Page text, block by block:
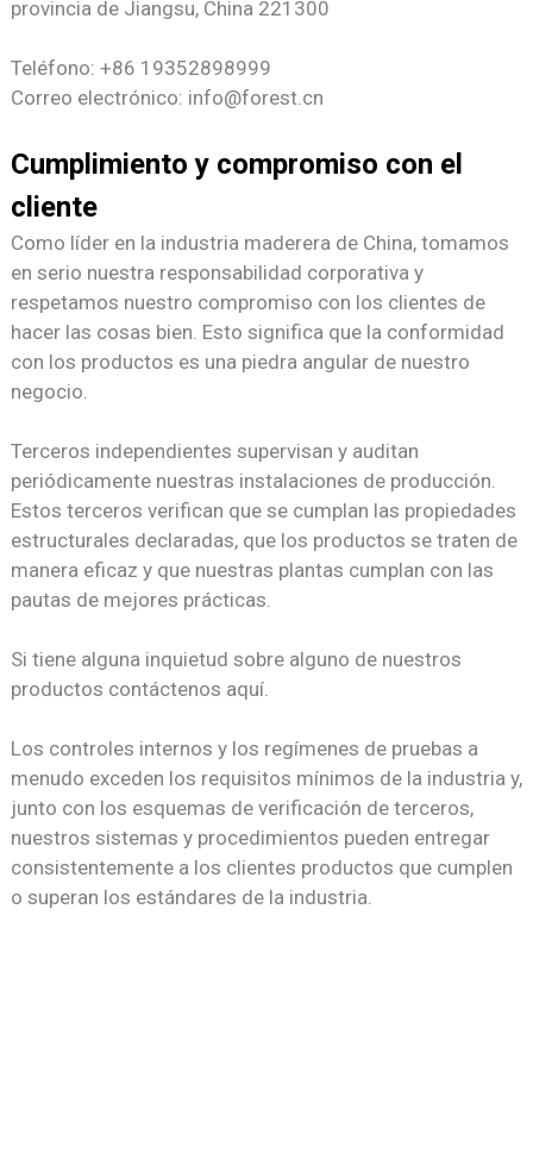
provincia de Jiangsu, China 221300
Teléfono: +86 19352898999
Correo electrónico: info@forest.cn
Cumplimiento y compromiso con el
cliente
Como líder en la industria maderera de China, tomamos
en serio nuestra responsabilidad corporativa y
respetamos nuestro compromiso con los clientes de
hacer las cosas bien. Esto significa que la conformidad
con los productos es una piedra angular de nuestro
negocio.
Terceros independientes supervisan y auditan
periódicamente nuestras instalaciones de producción.
Estos terceros verifican que se cumplan las propiedades
estructurales declaradas, que los productos se traten de
manera eficaz y que nuestras plantas cumplan con las
pautas de mejores prácticas.
Si tiene alguna inquietud sobre alguno de nuestros
productos contáctenos aquí.
Los controles internos y los regímenes de pruebas a
menudo exceden los requisitos mínimos de la industria y,
junto con los esquemas de verificación de terceros,
nuestros sistemas y procedimientos pueden entregar
consistentemente a los clientes productos que cumplen
o superan los estándares de la industria.